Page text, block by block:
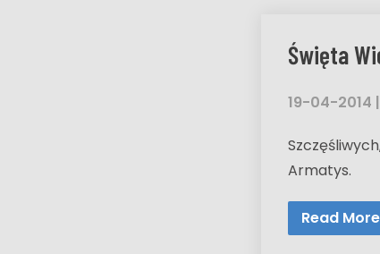
Święta
19-04-2014 |
Armatys.
Read More